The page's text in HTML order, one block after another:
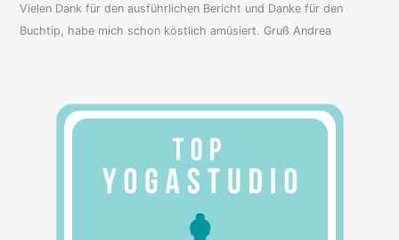
Vielen Dank für den ausführlichen Bericht und Danke für den
Buchtip, habe mich schon köstlich amüsiert. Gruß Andrea